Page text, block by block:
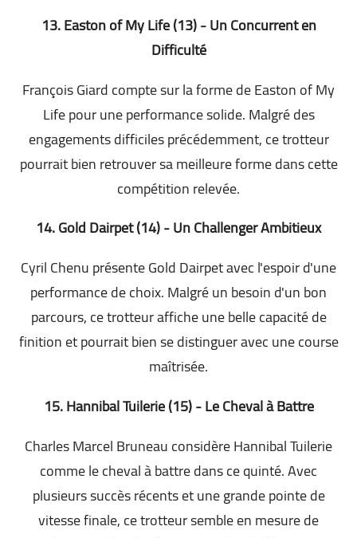
13. Easton of My Life (13) - Un Concurrent en
Difficulté
François Giard compte sur la forme de Easton of My
Life pour une performance solide. Malgré des
engagements difficiles précédemment, ce trotteur
pourrait bien retrouver sa meilleure forme dans cette
compétition relevée.
14. Gold Dairpet (14) - Un Challenger Ambitieux
Cyril Chenu présente Gold Dairpet avec l'espoir d'une
performance de choix. Malgré un besoin d'un bon
parcours, ce trotteur affiche une belle capacité de
finition et pourrait bien se distinguer avec une course
maîtrisée.
15. Hannibal Tuilerie (15) - Le Cheval à Battre
Charles Marcel Bruneau considère Hannibal Tuilerie
comme le cheval à battre dans ce quinté. Avec
plusieurs succès récents et une grande pointe de
vitesse finale, ce trotteur semble en mesure de